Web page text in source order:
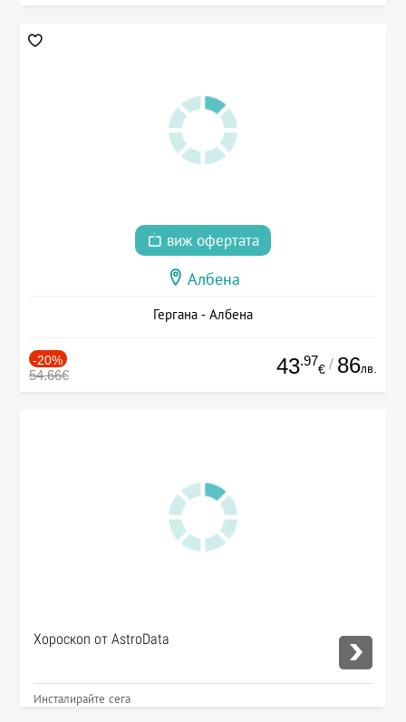
виж офертата
Албена
Гергана - Албена
-20%
54.66€ 43.97
€ / 86лв.
Хороскоп от AstroData
Инсталирайте сега